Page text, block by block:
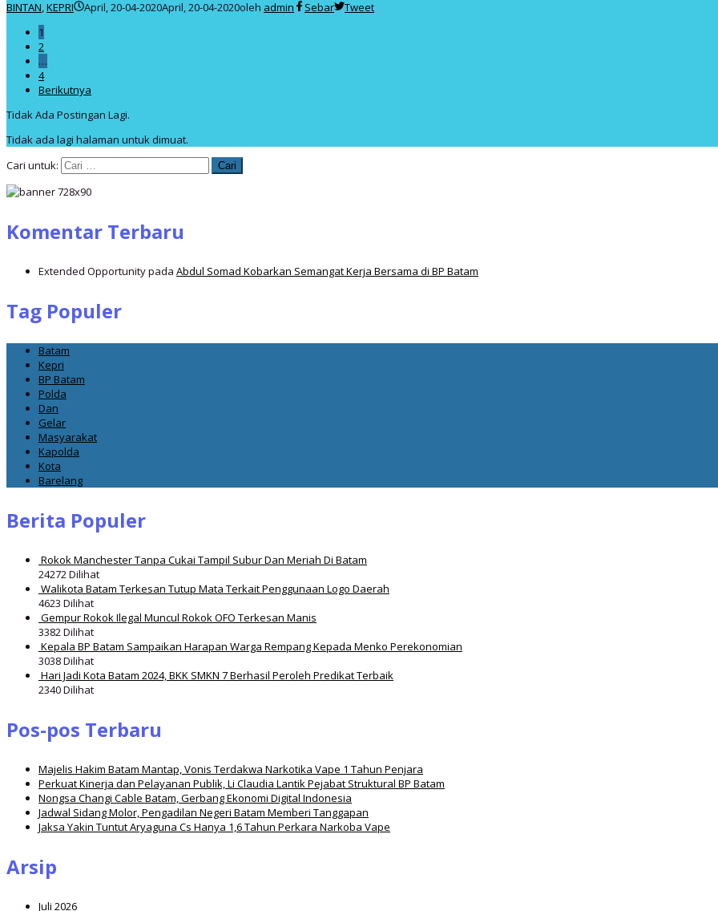
BINTAN,KEPRI April, 20-04-2020April, 20-04-2020oleh admin Sebar
Tweet
1
2
…
4
Berikutnya
Tidak Ada Postingan Lagi.
Tidak ada lagi halaman untuk dimuat.
Cari untuk:
Komentar Terbaru
Extended Opportunitypada Abdul Somad Kobarkan Semangat Kerja Bersama di BP Batam
Tag Populer
Batam
Kepri
BP Batam
Polda
Dan
Gelar
Masyarakat
Kapolda
Kota
Barelang
Berita Populer
Rokok Manchester Tanpa Cukai Tampil Subur Dan Meriah Di Batam
24272 Dilihat
Walikota Batam Terkesan Tutup Mata Terkait Penggunaan Logo Daerah
4623 Dilihat
Gempur Rokok Ilegal Muncul Rokok OFO Terkesan Manis
3382 Dilihat
Kepala BP Batam Sampaikan Harapan Warga Rempang Kepada Menko Perekonomian
3038 Dilihat
Hari Jadi Kota Batam 2024, BKK SMKN 7 Berhasil Peroleh Predikat Terbaik
2340 Dilihat
Pos-pos Terbaru
Majelis Hakim Batam Mantap, Vonis Terdakwa Narkotika Vape 1 Tahun Penjara
Perkuat Kinerja dan Pelayanan Publik, Li Claudia Lantik Pejabat Struktural BP Batam
Nongsa Changi Cable Batam, Gerbang Ekonomi Digital Indonesia
Jadwal Sidang Molor, Pengadilan Negeri Batam Memberi Tanggapan
Jaksa Yakin Tuntut Aryaguna Cs Hanya 1,6 Tahun Perkara Narkoba Vape
Arsip
Juli 2026